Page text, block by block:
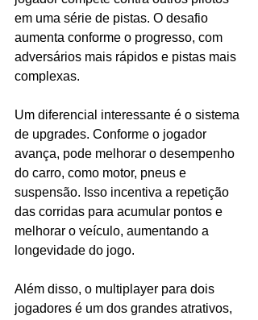
em uma série de pistas. O desafio
aumenta conforme o progresso, com
adversários mais rápidos e pistas mais
complexas.
Um diferencial interessante é o sistema
de upgrades. Conforme o jogador
avança, pode melhorar o desempenho
do carro, como motor, pneus e
suspensão. Isso incentiva a repetição
das corridas para acumular pontos e
melhorar o veículo, aumentando a
longevidade do jogo.
Além disso, o multiplayer para dois
jogadores é um dos grandes atrativos,